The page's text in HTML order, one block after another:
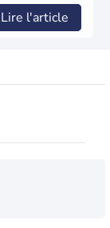
Lire l'article